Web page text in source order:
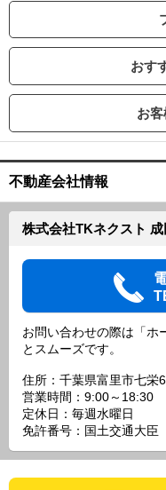
おす
お
不動産会社情報
株式会社TKネクスト
お問い合わせの際は「ホ
とスムーズです。
住所：千葉県富里市七栄
営業時間：9:00～18:30
定休日：毎週水曜日
免許番号：国土交通大臣